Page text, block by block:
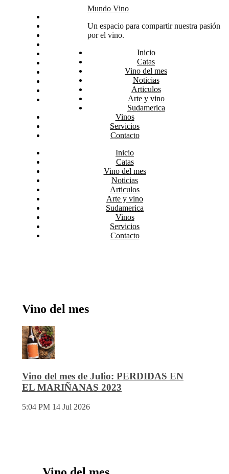
Arte y vino
Sudamerica
Mundo Vino
Un espacio para compartir nuestra pasión
por el vino.
Inicio
Catas
Vino del mes
Noticias
Articulos
Arte y vino
Sudamerica
Vinos
Servicios
Contacto
Inicio
Catas
Vino del mes
Noticias
Articulos
Arte y vino
Sudamerica
Vinos
Servicios
Contacto
Vino del mes
Vino del mes de Julio: PERDIDAS EN
EL MARIÑANAS 2023
5:04 PM 14 Jul 2026